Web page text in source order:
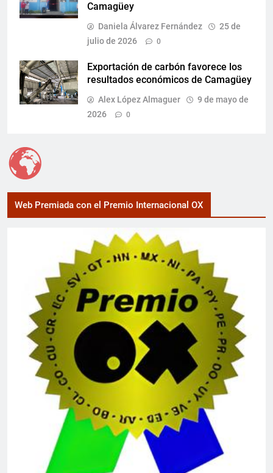
Camagüey
Daniela Álvarez Fernández
25 de
julio de 2026
0
Exportación de carbón favorece los
resultados económicos de Camagüey
Alex López Almaguer
9 de mayo de
2026
0
Web Premiada con el Premio Internacional OX